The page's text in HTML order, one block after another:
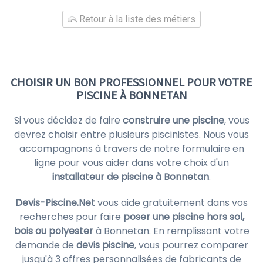
Retour à la liste des métiers
CHOISIR UN BON PROFESSIONNEL POUR VOTRE
PISCINE À BONNETAN
Si vous décidez de faire construire une piscine, vous
devrez choisir entre plusieurs piscinistes. Nous vous
accompagnons à travers de notre formulaire en
ligne pour vous aider dans votre choix d'un
installateur de piscine à Bonnetan.
Devis-Piscine.Netvous aide gratuitement dans vos
recherches pour faire poser une piscine hors sol,
bois ou polyesterà Bonnetan. En remplissant votre
demande de devis piscine, vous pourrez comparer
jusqu'à 3 offres personnalisées de fabricants de